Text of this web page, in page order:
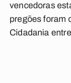
vencedoras
pregões foram
Cidadania